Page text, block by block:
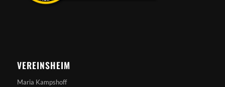
VEREINSHEIM
Maria Kampshoff